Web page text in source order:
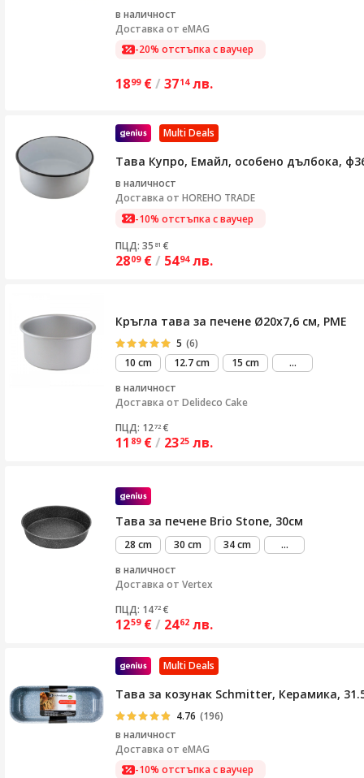
в наличност
Доставка от eMAG
-20% отстъпка с ваучер
1899 €/ 3714 лв.
Multi Deals
Тава Купро, Емайл, особено дълбока,
в наличност
Доставка от HOREHO TRADE
-10% отстъпка с ваучер
ПЦД: 35 81 €
2809 €/ 5494 лв.
Кръгла тава за печене Ø20x7,6 см, PME
5 (6)
10 cm
12.7 cm 15 cm ...виж
в наличност
Доставка от Delideco Cake
ПЦД: 1272 €
11 89 €/ 2325 лв.
Тава за печене Brio Stone, 30см
28 cm 30 cm 34 cm ...виж
в наличност
Доставка от Vertex
ПЦД: 1472 €
1259 €/ 2462 лв.
Multi Deals
Тава за козунак Schmitter, Керамика,
4.76 (196)
в наличност
Доставка от eMAG
-10% отстъпка с ваучер